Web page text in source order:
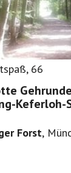
, 66
Keferloh-
Forst,